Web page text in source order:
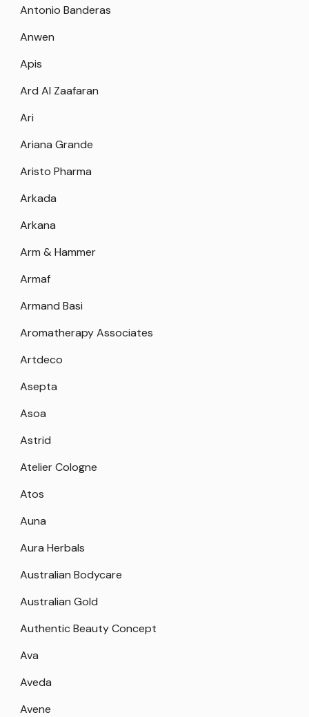
Antonio Banderas
Anwen
Apis
Ard Al Zaafaran
Ari
Ariana Grande
Aristo Pharma
Arkada
Arkana
Arm & Hammer
Armaf
Armand Basi
Aromatherapy Associates
Artdeco
Asepta
Asoa
Astrid
Atelier Cologne
Atos
Auna
Aura Herbals
Australian Bodycare
Australian Gold
Authentic Beauty Concept
Ava
Aveda
Avene